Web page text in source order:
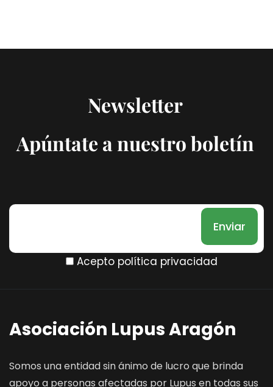
Newsletter
Apúntate a nuestro boletín
Acepto política privacidad
Asociación Lupus Aragón
Somos una entidad sin ánimo de lucro que brinda
apoyo a personas afectadas por Lupus en todas sus